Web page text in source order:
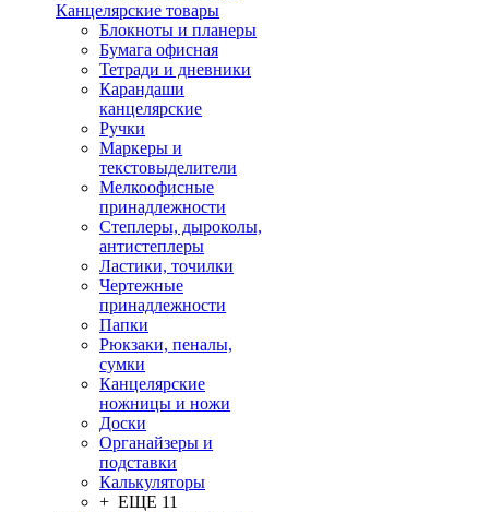
Канцелярские товары
Блокноты и планеры
Бумага офисная
Тетради и дневники
Карандаши
канцелярские
Ручки
Маркеры и
текстовыделители
Мелкоофисные
принадлежности
Степлеры, дыроколы,
антистеплеры
Ластики, точилки
Чертежные
принадлежности
Папки
Рюкзаки, пеналы,
сумки
Канцелярские
ножницы и ножи
Доски
Органайзеры и
подставки
Калькуляторы
+ ЕЩЕ 11